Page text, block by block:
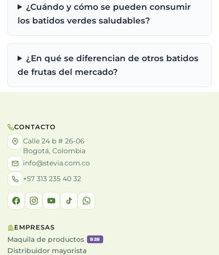
¿Cuándo y cómo se pueden consumir
los batidos verdes saludables?
¿En qué se diferencian de otros batidos
de frutas del mercado?
CONTACTO
Calle 24 b # 26-06
Bogotá, Colombia
info@stevia.com.co
+57 313 235 40 32
EMPRESAS
Maquila de productos
B2B
Distribuidor mayorista